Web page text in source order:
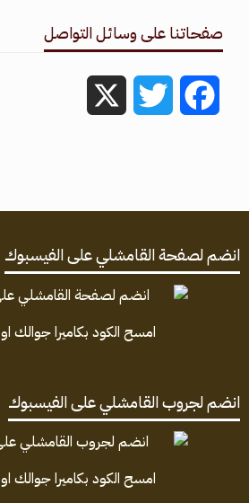
صفحاتنا على وسائل التواصل
Facebook
Twitter
انضم لصفحة القامشلي على الفيسبوك
امسح الكود بكاميرا جوالك او
انضم لجروب القامشلي على الفيسبوك
امسح الكود بكاميرا جوالك او